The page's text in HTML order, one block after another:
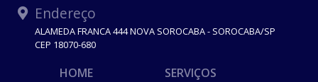
Endereço
ALAMEDA FRANCA 444 NOVA SOROCABA - SOROCABA/SP
CEP 18070-680
HOME
SERVIÇOS